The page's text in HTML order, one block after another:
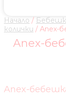
Начало /
колички / Anex-
Anex-
Anex-